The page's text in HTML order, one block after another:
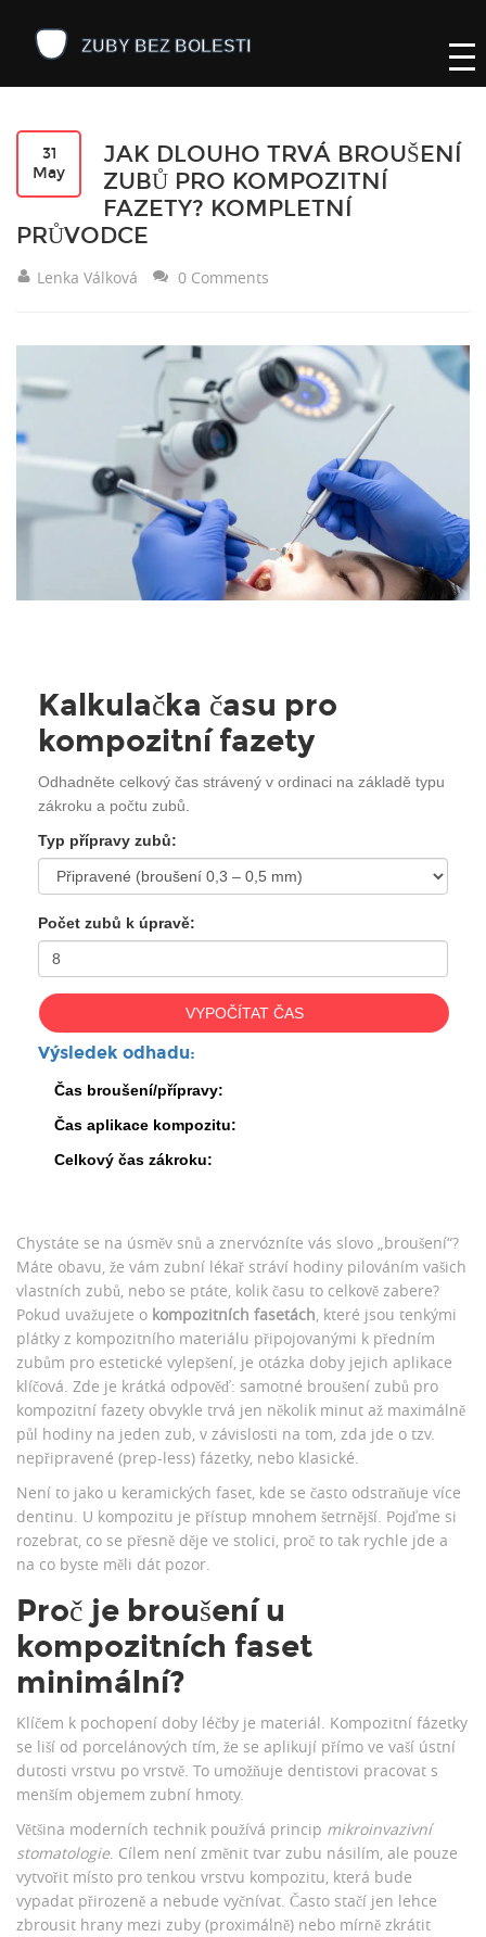
31
May
JAK DLOUHO TRVÁ BROUŠENÍ
ZUBŮ PRO KOMPOZITNÍ
FAZETY? KOMPLETNÍ
PRŮVODCE
Lenka Válková 0 Comments
Kalkulačka času pro
kompozitní fazety
Odhadněte celkový čas strávený v ordinaci na základě typu
zákroku a počtu zubů.
Typ přípravy zubů:
Počet zubů k úpravě:
VYPOČÍTAT ČAS
Výsledek odhadu:
Čas broušení/přípravy:
Čas aplikace kompozitu:
Celkový čas zákroku:
Chystáte se na úsměv snů a znervózníte vás slovo „broušení“?
Máte obavu, že vám zubní lékař stráví hodiny pilováním vašich
vlastních zubů, nebo se ptáte, kolik času to celkově zabere?
Pokud uvažujete o kompozitních fasetách, které jsou tenkými
plátky z kompozitního materiálu připojovanými k předním
zubům pro estetické vylepšení, je otázka doby jejich aplikace
klíčová. Zde je krátká odpověď: samotné broušení zubů pro
kompozitní fazety obvykle trvá jen několik minut až maximálně
půl hodiny na jeden zub, v závislosti na tom, zda jde o tzv.
nepřipravené (prep-less) fázetky, nebo klasické.
Není to jako u keramických faset, kde se často odstraňuje více
dentinu. U kompozitu je přístup mnohem šetrnější. Pojďme si
rozebrat, co se přesně děje ve stolici, proč to tak rychle jde a
na co byste měli dát pozor.
Proč je broušení u
kompozitních faset
minimální?
Klíčem k pochopení doby léčby je materiál. Kompozitní fázetky
se liší od porcelánových tím, že se aplikují přímo ve vaší ústní
dutosti vrstvu po vrstvě. To umožňuje dentistovi pracovat s
menším objemem zubní hmoty.
Většina moderních technik používá princip mikroinvazivní
stomatologie. Cílem není změnit tvar zubu násilím, ale pouze
vytvořit místo pro tenkou vrstvu kompozitu, která bude
vypadat přirozeně a nebude vyčnívat. Často stačí jen lehce
zbrousit hrany mezi zuby (proximálně) nebo mírně zkrátit